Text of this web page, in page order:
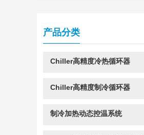
产品分类
Chiller高精度冷热循环器
Chiller高精度制冷循环器
制冷加热动态控温系统